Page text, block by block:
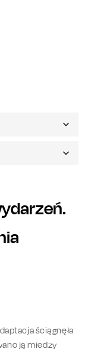
ściągnęła
ją miedzy